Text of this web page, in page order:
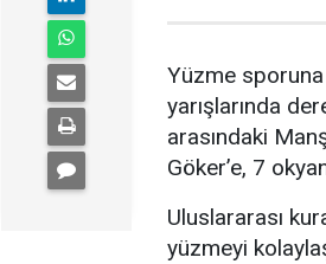
Yüzme sporuna
yarışlarında
arasındaki
Göker’e, 7
Uluslararası
yüzmeyi